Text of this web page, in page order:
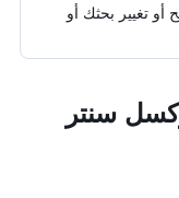
أو تغيير بحثك أو
سنتر